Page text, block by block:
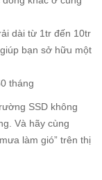
dài từ 1tr đến 10tr
bạn sở hữu một
tháng
SSD không
Và hãy cùng
làm gió” trên thị